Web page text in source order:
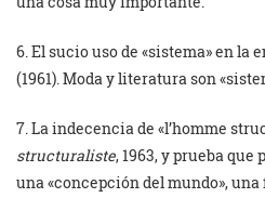
6. El sucio uso de «sistema» en la
(1961). Moda y literatura son
7. La indecencia de «l’homme
structuraliste, 1963, y prueba que
una «concepción del mundo»,